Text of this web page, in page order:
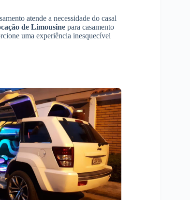
atende a necessidade do casal
de Limousine para casamento
uma experiência inesquecível